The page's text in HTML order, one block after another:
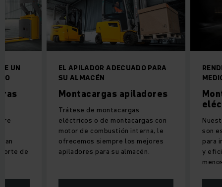
EL APILADOR ADECUADO PARA
SU ALMACÉN
Montacargas apiladores
Trátese de montacargas
eléctricos o de montacargas con
motor de combustión interna, le
ofrecemos siempre los mejores
apiladores para su almacén.
son
para
y
UN
de